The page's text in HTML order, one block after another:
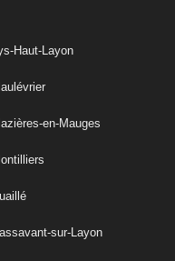
Haut-Layon
en-Mauges
sur-Layon